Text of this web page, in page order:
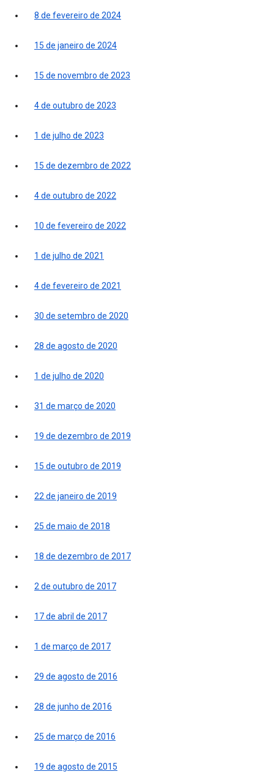
8 de fevereiro de 2024
15 de janeiro de 2024
15 de novembro de 2023
4 de outubro de 2023
1 de julho de 2023
15 de dezembro de 2022
4 de outubro de 2022
10 de fevereiro de 2022
1 de julho de 2021
4 de fevereiro de 2021
30 de setembro de 2020
28 de agosto de 2020
1 de julho de 2020
31 de março de 2020
19 de dezembro de 2019
15 de outubro de 2019
22 de janeiro de 2019
25 de maio de 2018
18 de dezembro de 2017
2 de outubro de 2017
17 de abril de 2017
1 de março de 2017
29 de agosto de 2016
28 de junho de 2016
25 de março de 2016
19 de agosto de 2015